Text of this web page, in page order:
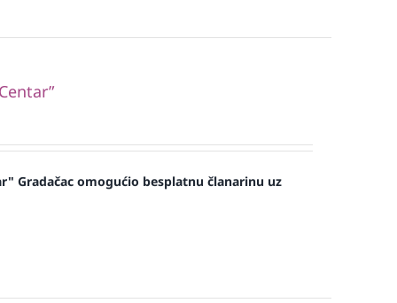
Gradačac omogućio besplatnu članarinu uz